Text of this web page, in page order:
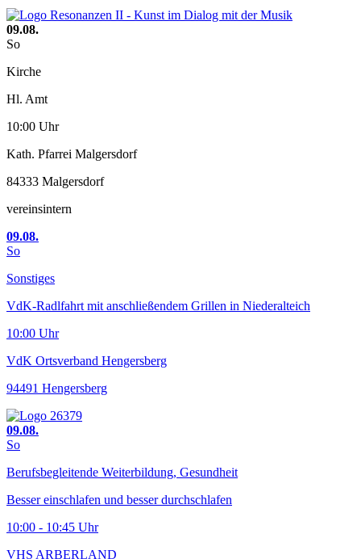
09.08.
So
Kirche
Hl. Amt
10:00 Uhr
Kath. Pfarrei Malgersdorf
84333 Malgersdorf
vereinsintern
09.08.
So
Sonstiges
VdK-Radlfahrt mit anschließendem Grillen in Niederalteich
10:00 Uhr
VdK Ortsverband Hengersberg
94491 Hengersberg
09.08.
So
Berufsbegleitende Weiterbildung, Gesundheit
Besser einschlafen und besser durchschlafen
10:00 - 10:45 Uhr
VHS ARBERLAND